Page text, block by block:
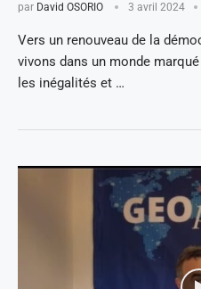
par David OSORIO 3 avril 2024
Vers un renouveau de la
vivons dans un monde
les inégalités et …